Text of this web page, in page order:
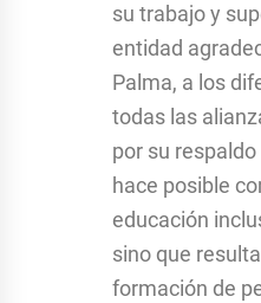
su trabajo y
entidad
Palma, a los
todas las
por su
hace posible
educación
sino que
formación de